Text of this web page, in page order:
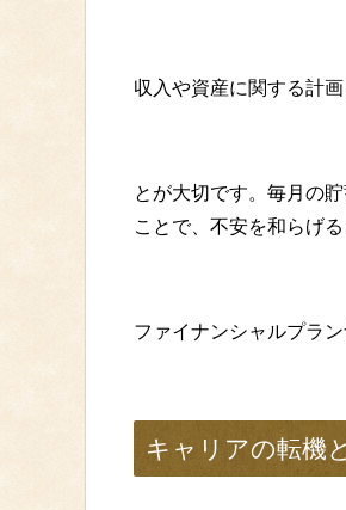
収入や資産に関する計
とが大切です。毎月の
ことで、不安を和らげる
ファイナンシャルプラ
キャリアの転機